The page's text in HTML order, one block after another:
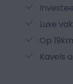
Luxe
Op
Kavels